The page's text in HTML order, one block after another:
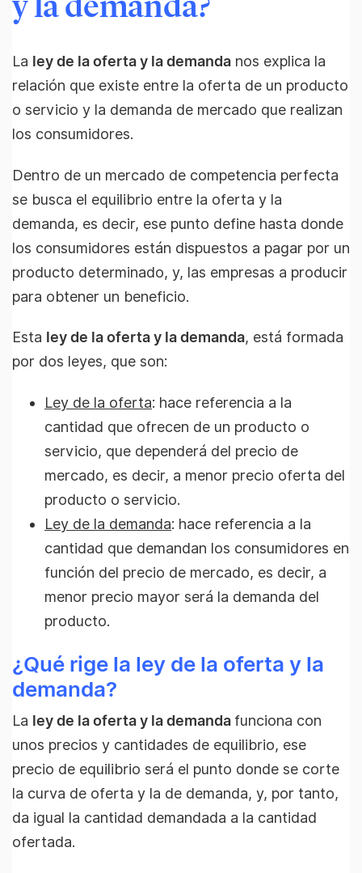
La ley de la oferta y la demanda nos explica la
relación que existe entre la oferta de un producto
o servicio y la demanda de mercado que realizan
los consumidores.
Dentro de un mercado de competencia perfecta
se busca el equilibrio entre la oferta y la
demanda, es decir, ese punto define hasta donde
los consumidores están dispuestos a pagar por un
producto determinado, y, las empresas a producir
para obtener un beneficio.
Esta ley de la oferta y la demanda, está formada
por dos leyes, que son:
Ley de la oferta: hace referencia a la
cantidad que ofrecen de un producto o
servicio, que dependerá del precio de
mercado, es decir, a menor precio oferta del
producto o servicio.
Ley de la demanda: hace referencia a la
cantidad que demandan los consumidores en
función del precio de mercado, es decir, a
menor precio mayor será la demanda del
producto.
¿Qué rige la ley de la oferta y la
demanda?
La ley de la oferta y la demanda funciona con
unos precios y cantidades de equilibrio, ese
precio de equilibrio será el punto donde se corte
la curva de oferta y la de demanda, y, por tanto,
da igual la cantidad demandada a la cantidad
ofertada.